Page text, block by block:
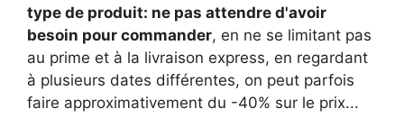
type de produit: ne pas attendre d'avoir
besoin pour commander, en ne se limitant pas
au prime et à la livraison express, en regardant
à plusieurs dates différentes, on peut parfois
faire approximativement du -40% sur le prix...